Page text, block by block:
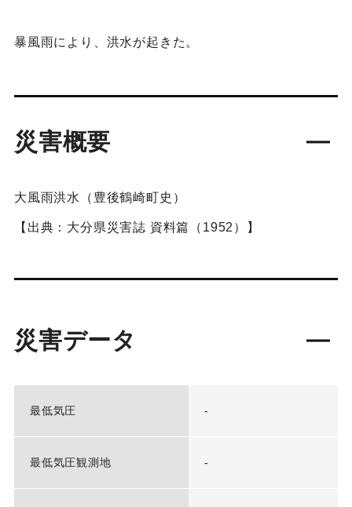
暴風雨により、洪水が起きた。
災害概要
大風雨洪水（豊後鶴崎町史）
【出典：大分県災害誌 資料篇（1952）】
災害データ
最低気圧 -
最低気圧観測地 -